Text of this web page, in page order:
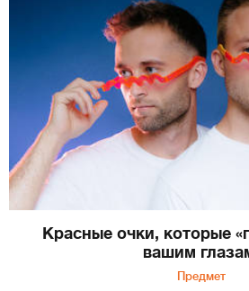
Красные очки, которые
вашим
Предмет